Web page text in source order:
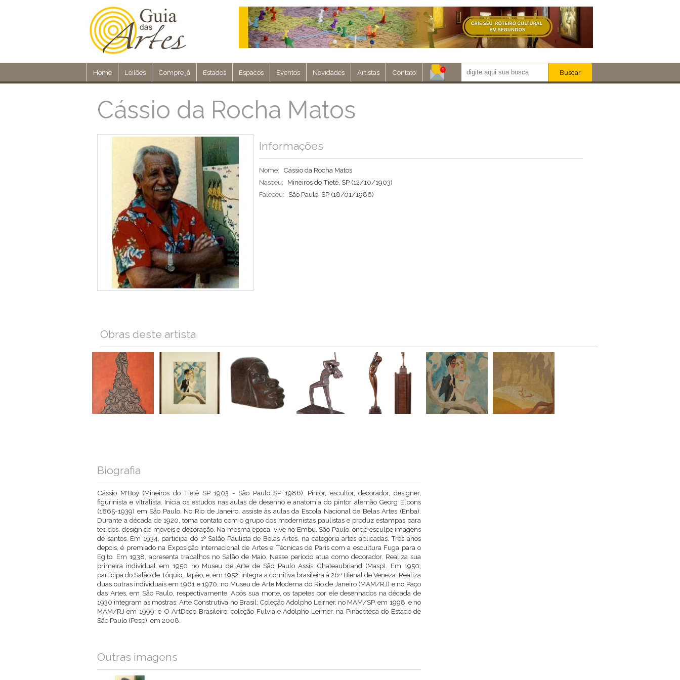
Home Leilões Compre já Estados Espacos Eventos Novidades Artistas Contato Buscar
Cássio da Rocha Matos
Informações
Nome:
Cássio da Rocha Matos
Nasceu:
Mineiros do Tietê, SP (12/10/1903)
Faleceu:
São Paulo, SP (18/01/1986)
Obras deste artista
Biografia
Cássio M'Boy (Mineiros do Tietê SP 1903 - São Paulo SP 1986). Pintor, escultor, decorador, designer,
figurinista e vitralista. Inicia os estudos nas aulas de desenho e anatomia do pintor alemão Georg Elpons
(1865-1939) em São Paulo. No Rio de Janeiro, assiste às aulas da Escola Nacional de Belas Artes (Enba).
Durante a década de 1920, toma contato com o grupo dos modernistas paulistas e produz estampas para
tecidos, design de móveis e decoração. Na mesma época, vive no Embu, São Paulo, onde esculpe imagens
de santos. Em 1934, participa do 1º Salão Paulista de Belas Artes, na categoria artes aplicadas. Três anos
depois, é premiado na Exposição Internacional de Artes e Técnicas de Paris com a escultura Fuga para o
Egito. Em 1938, apresenta trabalhos no Salão de Maio. Nesse período atua como decorador. Realiza sua
primeira individual em 1950 no Museu de Arte de São Paulo Assis Chateaubriand (Masp). Em 1950,
participa do Salão de Tóquio, Japão, e, em 1952, integra a comitiva brasileira à 26ª Bienal de Veneza. Realiza
duas outras individuais em 1961 e 1970, no Museu de Arte Moderna do Rio de Janeiro (MAM/RJ) e no Paço
das Artes, em São Paulo, respectivamente. Após sua morte, os tapetes por ele desenhados na década de
1930 integram as mostras: Arte Construtiva no Brasil: Coleção Adolpho Leirner, no MAM/SP, em 1998, e no
MAM/RJ em 1999; e O ArtDeco Brasileiro: coleção Fulvia e Adolpho Leirner, na Pinacoteca do Estado de
São Paulo (Pesp), em 2008.
Outras imagens